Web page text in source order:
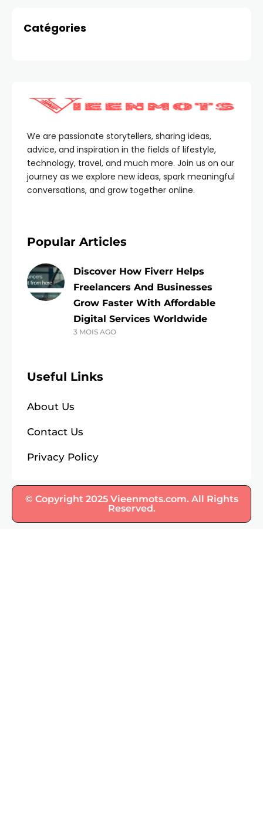
Catégories
We are passionate storytellers, sharing ideas,
advice, and inspiration in the fields of lifestyle,
technology, travel, and much more. Join us on our
journey as we explore new ideas, spark meaningful
conversations, and grow together online.
Popular Articles
Discover How Fiverr Helps
Freelancers And Businesses
Grow Faster With Affordable
Digital Services Worldwide
3 MOIS AGO
Useful Links
About Us
Contact Us
Privacy Policy
© Copyright 2025 Vieenmots.com. All Rights
Reserved.